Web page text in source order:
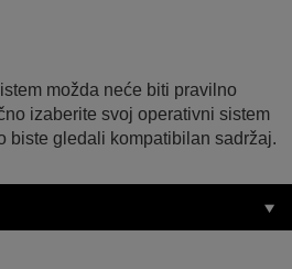
možda neće biti pravilno
izaberite svoj operativni sistem
biste gledali kompatibilan sadržaj.